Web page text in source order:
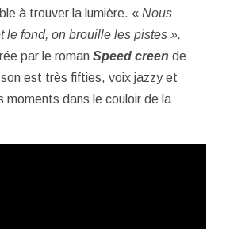
à trouver la lumière. « Nous
le fond, on brouille les pistes ».
par le roman Speed creen de
est très fifties, voix jazzy et
moments dans le couloir de la